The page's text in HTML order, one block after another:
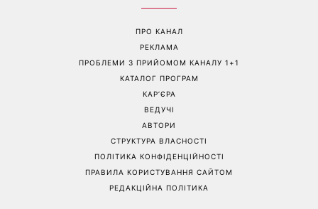
Контакти:
media@1plus1.tv
+38 044 490 01 01
ПРО КАНАЛ
РЕКЛАМА